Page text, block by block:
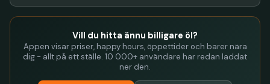
Vill du hitta ännu billigare öl?
Appen visar priser, happy hours, öppettider och barer nära
dig - allt på ett ställe. 10 000+ användare har redan laddat
ner den.